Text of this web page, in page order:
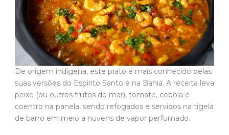
De origem indígena, este prato é mais conhecido pelas
suas versões do Espírito Santo e na Bahia. A receita leva
peixe (ou outros frutos do mar), tomate, cebola e
coentro na panela, sendo refogados e servidos na tigela
de barro em meio a nuvens de vapor perfumado.